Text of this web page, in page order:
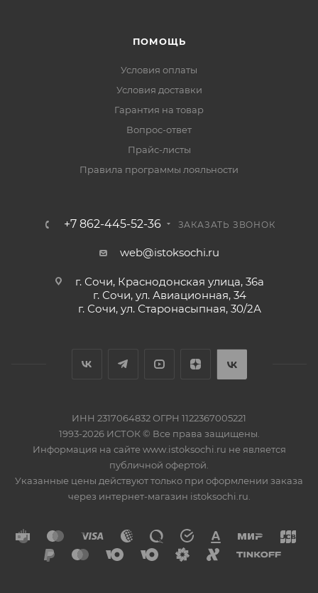
ПОМОЩЬ
Условия оплаты
Условия доставки
Гарантия на товар
Вопрос-ответ
Прайс-листы
Правила программы лояльности
+7 862-445-52-36 ЗАКАЗАТЬ ЗВОНОК
web@istoksochi.ru
г. Сочи, Краснодонская улица, 36а
г. Сочи, ул. Авиационная, 34
г. Сочи, ул. Старонасыпная, 30/2А
ИНН 2317064832 ОГРН 1122367005221
1993-2026 ИСТОК © Все права защищены.
Информация на сайте www.istoksochi.ru не является
публичной офертой.
Указанные цены действуют только при оформлении заказа
через интернет-магазин istoksochi.ru.